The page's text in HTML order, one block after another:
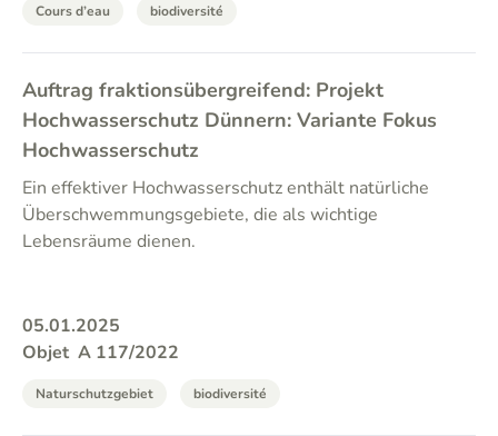
Cours d’eau biodiversité
Auftrag fraktionsübergreifend: Projekt
Hochwasserschutz Dünnern: Variante Fokus
Hochwasserschutz
Ein effektiver Hochwasserschutz enthält natürliche
Überschwemmungsgebiete, die als wichtige
Lebensräume dienen.
05.01.2025
Objet A 117/2022
Naturschutzgebiet biodiversité